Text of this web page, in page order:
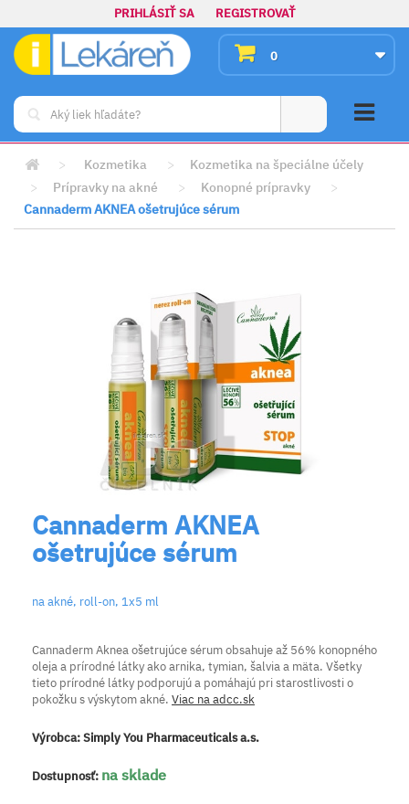
PRIHLÁSIŤ SA REGISTROVAŤ
0
> Kozmetika >
Kozmetika na špeciálne účely
>
Prípravky na akné > Konopné prípravky
>
Cannaderm AKNEA ošetrujúce sérum
Cannaderm AKNEA
ošetrujúce sérum
na akné, roll-on, 1x5 ml
Cannaderm Aknea ošetrujúce sérum obsahuje až 56% konopného
oleja a prírodné látky ako arnika, tymian, šalvia a mäta. Všetky
tieto prírodné látky podporujú a pomáhajú pri starostlivosti o
pokožku s výskytom akné. Viac na adcc.sk
Výrobca:Simply You Pharmaceuticals a.s.
Dostupnosť: na sklade